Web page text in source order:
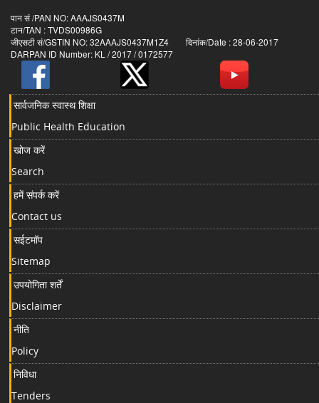
पान सं /PAN NO: AAAJS0437M
टान/TAN : TVDS00986G
जीएसटी सं/GSTIN NO: 32AAAJS0437M1Z4 दिनांक/Date : 28-06-2017
DARPAN ID Number: KL / 2017 / 0172577
सार्वजनिक स्वास्थ शिक्षा
Public Health Education
खोज करें
Search
हमें संपर्क करें
Contact us
सईटमॉप
Sitemap
उपयोगिता शर्तें
Disclaimer
नीति
Policy
निविधा
Tenders